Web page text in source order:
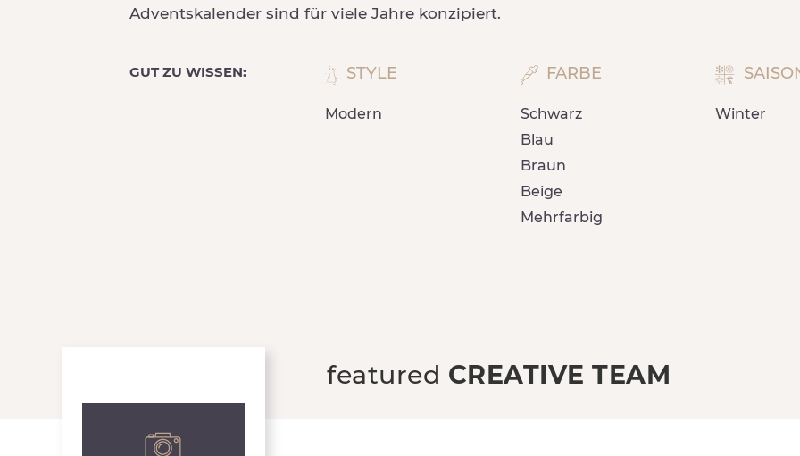
Adventskalender sind für viele Jahre konzipiert.
GUT ZU WISSEN: STYLE
Modern
FARBE
Schwarz
Blau
Braun
Beige
Mehrfarbig
Winter
featured CREATIVE TEAM